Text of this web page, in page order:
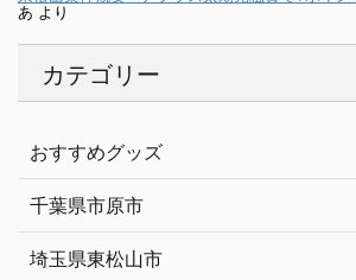
あより
カテゴリー
おすすめグッズ
千葉県市原市
埼玉県東松山市